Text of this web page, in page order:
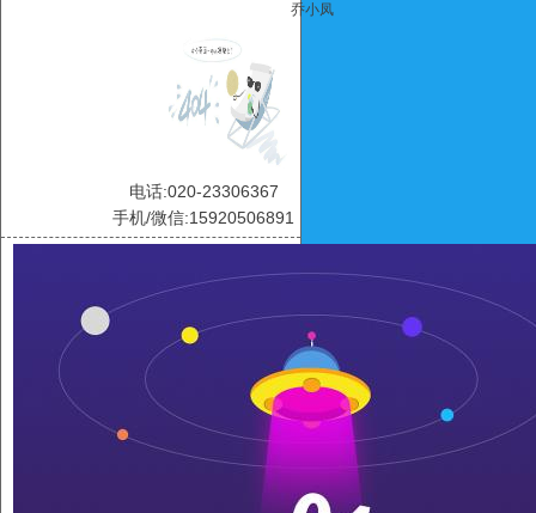
乔小凤
电话:020-23306367
手机/微信:15920506891